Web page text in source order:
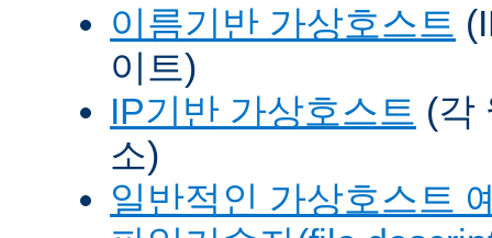
이름기반 가상호스트
이트)
IP기반 가상호스트 (각
소)
일반적인 가상호스트